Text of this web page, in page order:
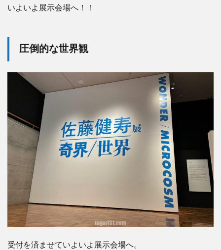
いよいよ展示会場へ！！
圧倒的な世界観
受付を済ませていよいよ展示会場へ。